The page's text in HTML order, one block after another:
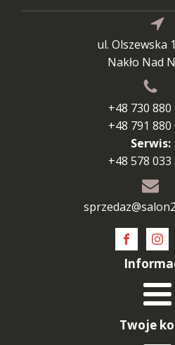
ul. Olszewska
Nakło Nad
+48 730 880
+48 791 880
Serwis:
+48 578 033
Twoje